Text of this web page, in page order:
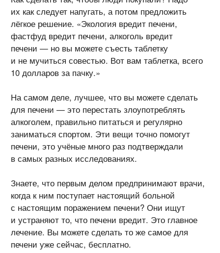
их как следует напугать, а потом предложить
лёгкое решение. «Экология вредит печени,
фастфуд вредит печени, алкоголь вредит
печени — но вы можете съесть таблетку
и не мучиться совестью. Вот вам таблетка, всего
10 долларов за пачку.»
На самом деле, лучшее, что вы можете сделать
для печени — это перестать злоупотреблять
алкоголем, правильно питаться и регулярно
заниматься спортом. Эти вещи точно помогут
печени, это учёные много раз подтверждали
в самых разных исследованиях.
Знаете, что первым делом предпринимают врачи,
когда к ним поступает настоящий больной
с настоящим поражением печени? Они ищут
и устраняют то, что печени вредит. Это главное
лечение. Вы можете сделать то же самое для
печени уже сейчас, бесплатно.